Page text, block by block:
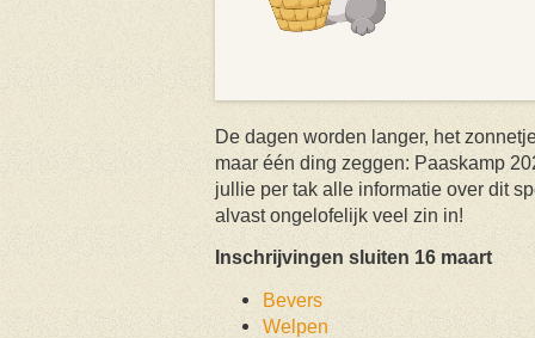
De dagen worden langer, het
maar één ding zeggen: Paaskamp
jullie per tak alle informatie over dit
alvast ongelofelijk veel zin in!
Inschrijvingen sluiten 16 maart
Bevers
Welpen